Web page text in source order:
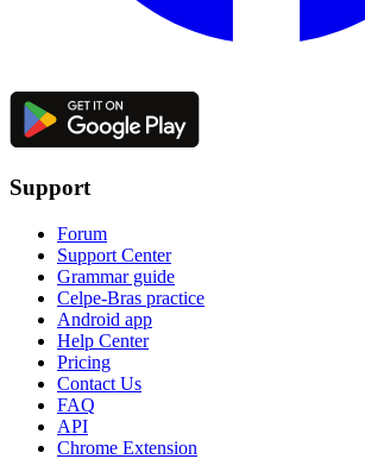
Support
Forum
Support Center
Grammar guide
Celpe-Bras practice
Android app
Help Center
Pricing
Contact Us
FAQ
API
Chrome Extension